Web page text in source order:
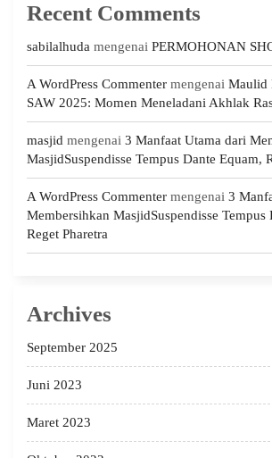
Recent Comments
sabilalhuda mengenai PERMOHONAN
A WordPress Commenter mengenai Maulid
SAW 2025: Momen Meneladani Akhlak
masjid mengenai 3 Manfaat Utama dari
MasjidSuspendisse Tempus Dante Equam,
A WordPress Commenter mengenai 3
Membersihkan MasjidSuspendisse Tempus
Reget Pharetra
Archives
September 2025
Juni 2023
Maret 2023